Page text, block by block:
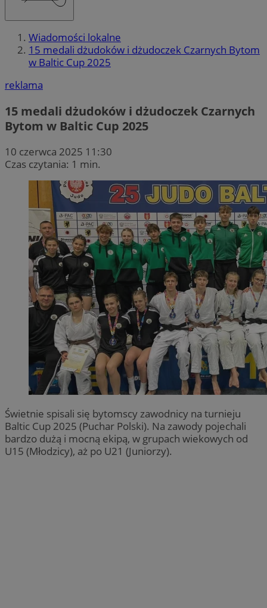
Wiadomości lokalne
15 medali dżudoków i dżudoczek Czarnych Bytom
w Baltic Cup 2025
reklama
15 medali dżudoków i dżudoczek Czarnych
Bytom w Baltic Cup 2025
10 czerwca 2025 11:30
Czas czytania: 1 min.
Świetnie spisali się bytomscy zawodnicy na turnieju
Baltic Cup 2025 (Puchar Polski). Na zawody pojechali
bardzo dużą i mocną ekipą, w grupach wiekowych od
U15 (Młodzicy), aż po U21 (Juniorzy).